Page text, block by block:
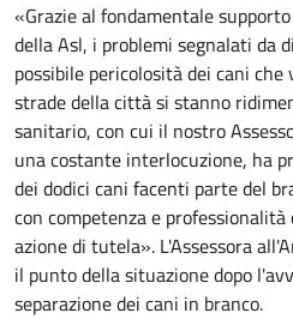
«Grazie al fondamentale
della Asl, i problemi segnalati da
possibile pericolosità dei cani
strade della città si stanno
sanitario, con cui il nostro
una costante interlocuzione, ha
dei dodici cani facenti parte del
con competenza e
azione di tutela». L'Assessora
il punto della situazione dopo
separazione dei cani in branco.